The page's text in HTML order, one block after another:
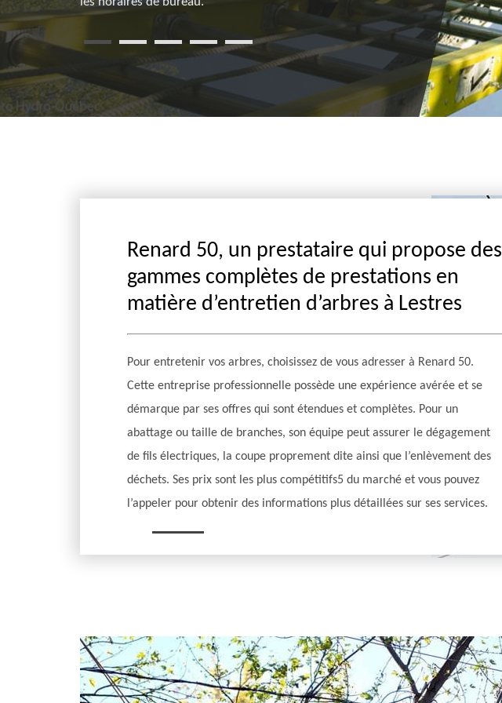
Renard 50, un prestataire qui propose des
gammes complètes de prestations en
matière d’entretien d’arbres à Lestres
Pour entretenir vos arbres, choisissez de vous adresser à Renard 50.
Cette entreprise professionnelle possède une expérience avérée et se
démarque par ses offres qui sont étendues et complètes. Pour un
abattage ou taille de branches, son équipe peut assurer le dégagement
de fils électriques, la coupe proprement dite ainsi que l’enlèvement des
déchets. Ses prix sont les plus compétitifs5 du marché et vous pouvez
l’appeler pour obtenir des informations plus détaillées sur ses services.